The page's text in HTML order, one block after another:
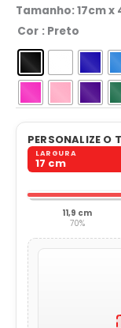
Tamanho: 17cm x
Cor : Preto
PERSONALIZE O
LARGURA
17 cm
11,9 cm
70%